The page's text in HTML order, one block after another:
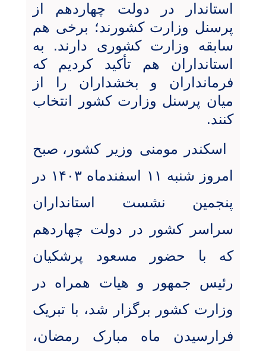
استاندار در دولت چهاردهم از
پرسنل وزارت کشورند؛ برخی هم
سابقه وزارت کشوری دارند. به
استانداران هم تأکید کردیم که
فرمانداران و بخشداران را از
میان پرسنل وزارت کشور انتخاب
کنند.
اسکندر مومنی وزیر کشور، صبح
امروز شنبه ۱۱ اسفندماه ۱۴۰۳ در
پنجمین نشست
استانداران
سراسر کشور
در دولت چهاردهم
که با حضور مسعود پرشکیان
رئیس جمهور و هیات همراه در
وزارت کشور برگزار شد، با تبریک
فرارسیدن ماه مبارک رمضان،